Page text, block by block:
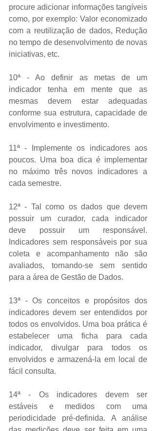
procure adicionar informações tangíveis
como, por exemplo: Valor economizado
com a reutilização de dados, Redução
no tempo de desenvolvimento de novas
iniciativas, etc.
10ª - Ao definir as metas de um
indicador tenha em mente que as
mesmas devem estar adequadas
conforme sua estrutura, capacidade de
envolvimento e investimento.
11ª - Implemente os indicadores aos
poucos. Uma boa dica é implementar
no máximo três novos indicadores a
cada semestre.
12ª - Tal como os dados que devem
possuir um curador, cada indicador
deve possuir um responsável.
Indicadores sem responsáveis por sua
coleta e acompanhamento não são
avaliados, tornando-se sem sentido
para a área de Gestão de Dados.
13ª - Os conceitos e propósitos dos
indicadores devem ser entendidos por
todos os envolvidos. Uma boa prática é
estabelecer uma ficha para cada
indicador, divulgar para todos os
envolvidos e armazená-la em local de
fácil consulta.
14ª - Os indicadores devem ser
estáveis e medidos com uma
periodicidade pré-definida. A análise